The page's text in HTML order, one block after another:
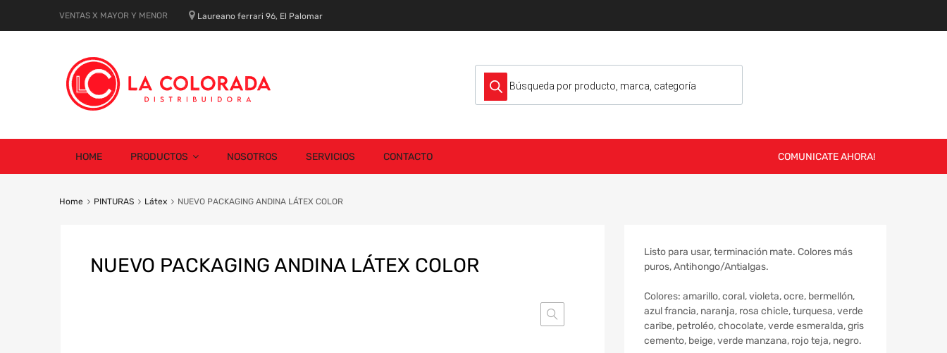
VENTAS X MAYOR Y MENOR Laureano ferrari 96, El Palomar
Búsqueda de productos
content
HOME PRODUCTOS NOSOTROS SERVICIOS CONTACTO COMUNICATE AHORA!
Home PINTURAS Látex NUEVO PACKAGING ANDINA LÁTEX COLOR
NUEVO PACKAGING ANDINA LÁTEX COLOR
Listo para usar, terminación mate. Colores más
puros, Antihongo/Antialgas.
Colores: amarillo, coral, violeta, ocre, bermellón,
azul francia, naranja, rosa chicle, turquesa, verde
caribe, petroléo, chocolate, verde esmeralda, gris
cemento, beige, verde manzana, rojo teja, negro.